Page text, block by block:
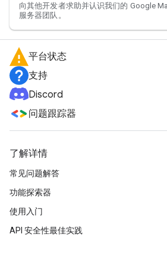
向其他开发者求助并认识我们的 Google
服务器团队。
平台状态
支持
Discord
问题跟踪器
了解详情
常见问题解答
功能探索器
使用入门
API 安全性最佳实践